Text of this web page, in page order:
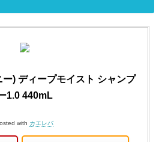
ー) ディープモイスト シャンプ
1.0 440mL
with カエレバ